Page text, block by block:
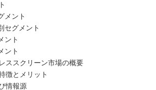
メント
セグメント
ント
ント
ススクリーン市場の概要
徴とメリット
情報源